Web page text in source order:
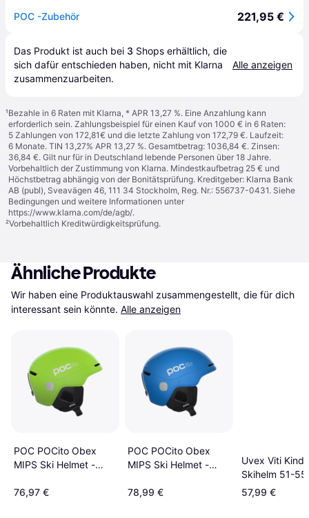
POC -Zubehör 221,95 €
Das Produkt ist auch bei 3 Shops erhältlich, die
sich dafür entschieden haben, nicht mit Klarna
zusammenzuarbeiten.
Alle anzeigen
¹Bezahle in 6 Raten mit Klarna, * APR 13,27 %. Eine Anzahlung kann
erforderlich sein. Zahlungsbeispiel für einen Kauf von 1000 € in 6 Raten:
5 Zahlungen von 172,81€ und die letzte Zahlung von 172,79 €. Laufzeit:
6 Monate. TIN 13,27% APR 13,27 %. Gesamtbetrag: 1036,84 €. Zinsen:
36,84 €. Gilt nur für in Deutschland lebende Personen über 18 Jahre.
Vorbehaltlich der Zustimmung von Klarna. Mindestkaufbetrag 25 € und
Höchstbetrag abhängig von der Bonitätsprüfung. Kreditgeber: Klarna Bank
AB (publ), Sveavägen 46, 111 34 Stockholm, Reg. Nr.: 556737-0431. Siehe
Bedingungen und weitere Informationen unter
https://www.klarna.com/de/agb/.
²Vorbehaltlich Kreditwürdigkeitsprüfung.
Ähnliche Produkte
Wir haben eine Produktauswahl zusammengestellt, die für dich
interessant sein könnte. Alle anzeigen
POC POCito Obex
MIPS Ski Helmet -
76,97 €
POC POCito Obex
MIPS Ski Helmet -
78,99 €
Uvex Viti
Skihelm 51-55
Grün
57,99 €